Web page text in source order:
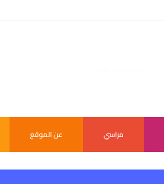
مراسي عن الموقع